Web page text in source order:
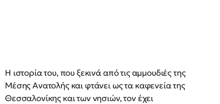
Η ιστορία του, που ξεκινά από τις αμμουδιές της
Μέσης Ανατολής και φτάνει ως τα καφενεία της
Θεσσαλονίκης και των νησιών, τον έχει